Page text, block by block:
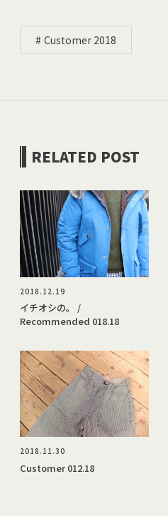
Customer 2018
RELATED POST
2018.12.19
イチオシの。 /
Recommended 018.18
2018.11.30
Customer 012.18